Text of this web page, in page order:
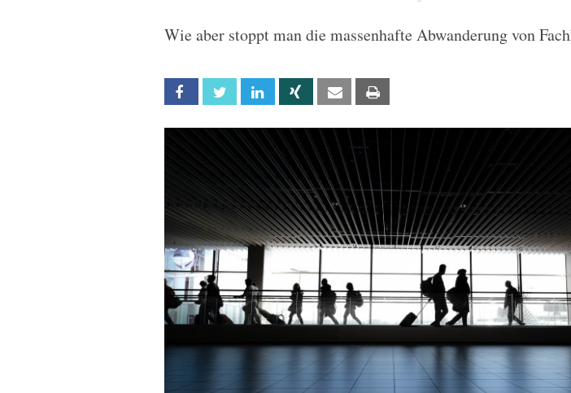
Wie aber stoppt man die massenhafte Abwanderung von
Facebook Twitter Linkedin Xing Email